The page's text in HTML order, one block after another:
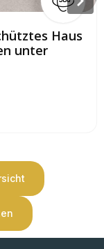
Haus
unter